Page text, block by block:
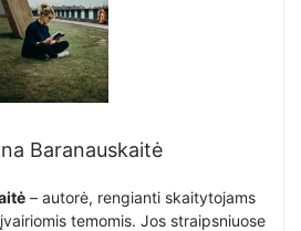
Baranauskaitė
– autorė, rengianti skaitytojams
temomis. Jos straipsniuose